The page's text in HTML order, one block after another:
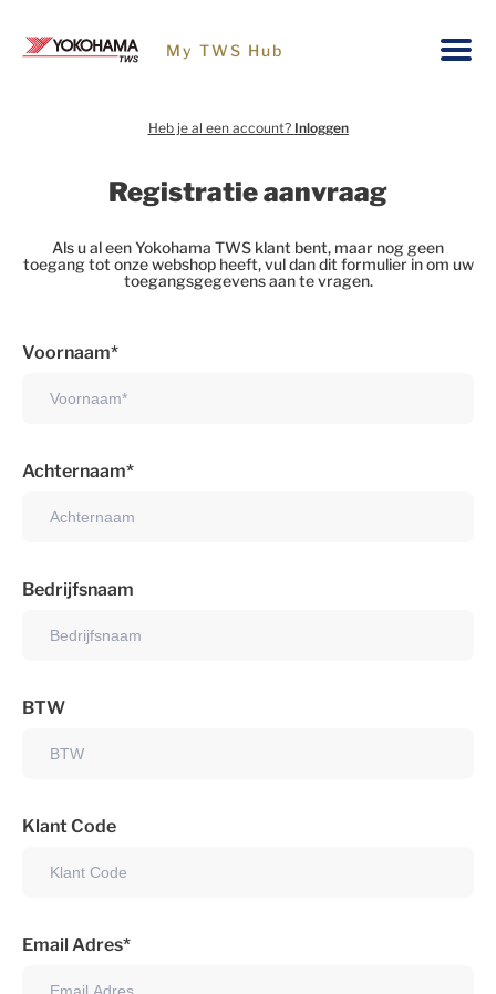
My TWS Hub
Heb je al een account? Inloggen
Registratie aanvraag
Als u al een Yokohama TWS klant bent, maar nog geen
toegang tot onze webshop heeft, vul dan dit formulier in om uw
toegangsgegevens aan te vragen.
Voornaam
Achternaam
Bedrijfsnaam
BTW
Klant Code
Email Adres